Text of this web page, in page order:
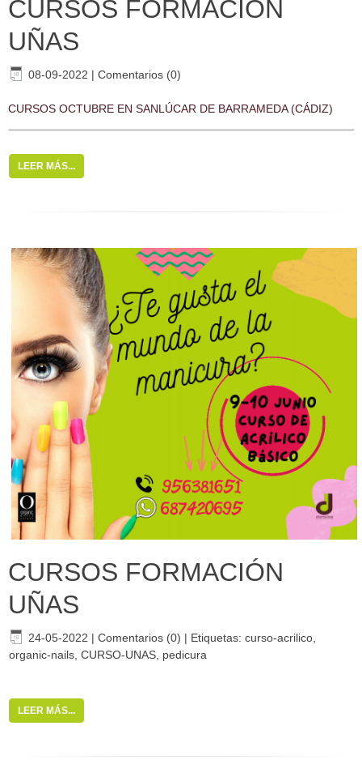
CURSOS FORMACIÓN
UÑAS
08-09-2022 | Comentarios (0)
CURSOS OCTUBRE EN SANLÚCAR DE BARRAMEDA (CÁDIZ)
LEER MÁS...
CURSOS FORMACIÓN
UÑAS
24-05-2022 | Comentarios (0) | Etiquetas: curso-acrilico
organic-nails CURSO-UNAS pedicura
LEER MÁS...